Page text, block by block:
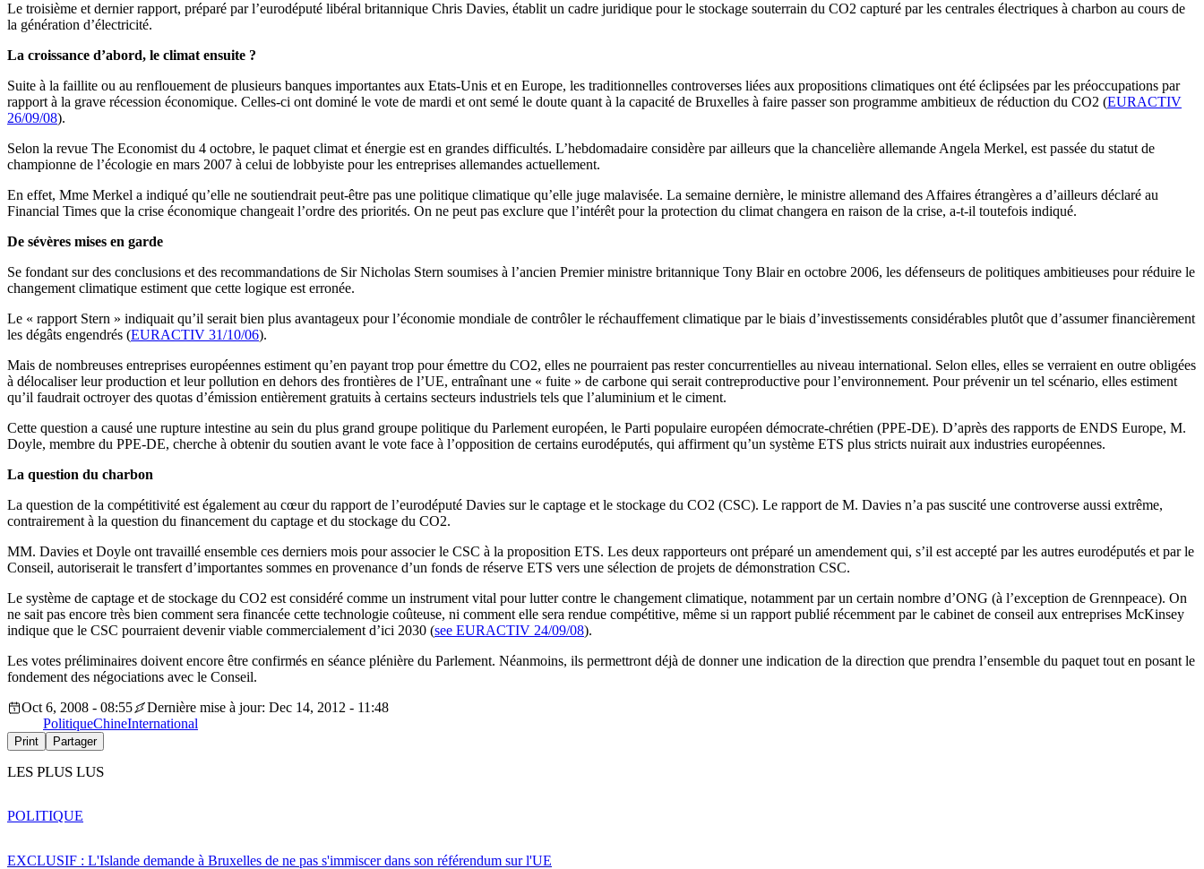
Le troisième et dernier rapport, préparé par l’eurodéputé libéral britannique Chris Davies, établit un cadre juridique pour le stockage souterrain du CO2 capturé par les centrales électriques à charbon au cours de
la génération d’électricité.
La croissance d’abord, le climat ensuite ?
Suite à la faillite ou au renflouement de plusieurs banques importantes aux Etats-Unis et en Europe, les traditionnelles controverses liées aux propositions climatiques ont été éclipsées par les préoccupations par
rapport à la grave récession économique. Celles-ci ont dominé le vote de mardi et ont semé le doute quant à la capacité de Bruxelles à faire passer son programme ambitieux de réduction du CO2 (EURACTIV
26/09/08).
Selon la revue The Economist du 4 octobre, le paquet climat et énergie est en grandes difficultés. L’hebdomadaire considère par ailleurs que la chancelière allemande Angela Merkel, est passée du statut de
championne de l’écologie en mars 2007 à celui de lobbyiste pour les entreprises allemandes actuellement.
En effet, Mme Merkel a indiqué qu’elle ne soutiendrait peut-être pas une politique climatique qu’elle juge malavisée. La semaine dernière, le ministre allemand des Affaires étrangères a d’ailleurs déclaré au
Financial Times que la crise économique changeait l’ordre des priorités. On ne peut pas exclure que l’intérêt pour la protection du climat changera en raison de la crise, a-t-il toutefois indiqué.
De sévères mises en garde
Se fondant sur des conclusions et des recommandations de Sir Nicholas Stern soumises à l’ancien Premier ministre britannique Tony Blair en octobre 2006, les défenseurs de politiques ambitieuses pour réduire le
changement climatique estiment que cette logique est erronée.
Le « rapport Stern » indiquait qu’il serait bien plus avantageux pour l’économie mondiale de contrôler le réchauffement climatique par le biais d’investissements considérables plutôt que d’assumer financièrement
les dégâts engendrés (EURACTIV 31/10/06).
Mais de nombreuses entreprises européennes estiment qu’en payant trop pour émettre du CO2, elles ne pourraient pas rester concurrentielles au niveau international. Selon elles, elles se verraient en outre obligées
à délocaliser leur production et leur pollution en dehors des frontières de l’UE, entraînant une « fuite » de carbone qui serait contreproductive pour l’environnement. Pour prévenir un tel scénario, elles estiment
qu’il faudrait octroyer des quotas d’émission entièrement gratuits à certains secteurs industriels tels que l’aluminium et le ciment.
Cette question a causé une rupture intestine au sein du plus grand groupe politique du Parlement européen, le Parti populaire européen démocrate-chrétien (PPE-DE). D’après des rapports de ENDS Europe, M.
Doyle, membre du PPE-DE, cherche à obtenir du soutien avant le vote face à l’opposition de certains eurodéputés, qui affirment qu’un système ETS plus stricts nuirait aux industries européennes.
La question du charbon
La question de la compétitivité est également au cœur du rapport de l’eurodéputé Davies sur le captage et le stockage du CO2 (CSC). Le rapport de M. Davies n’a pas suscité une controverse aussi extrême,
contrairement à la question du financement du captage et du stockage du CO2.
MM. Davies et Doyle ont travaillé ensemble ces derniers mois pour associer le CSC à la proposition ETS. Les deux rapporteurs ont préparé un amendement qui, s’il est accepté par les autres eurodéputés et par le
Conseil, autoriserait le transfert d’importantes sommes en provenance d’un fonds de réserve ETS vers une sélection de projets de démonstration CSC.
Le système de captage et de stockage du CO2 est considéré comme un instrument vital pour lutter contre le changement climatique, notamment par un certain nombre d’ONG (à l’exception de Grennpeace). On
ne sait pas encore très bien comment sera financée cette technologie coûteuse, ni comment elle sera rendue compétitive, même si un rapport publié récemment par le cabinet de conseil aux entreprises McKinsey
indique que le CSC pourraient devenir viable commercialement d’ici 2030 (see EURACTIV 24/09/08).
Les votes préliminaires doivent encore être confirmés en séance plénière du Parlement. Néanmoins, ils permettront déjà de donner une indication de la direction que prendra l’ensemble du paquet tout en posant le
fondement des négociations avec le Conseil.
Oct 6, 2008 - 08:55
Dernière mise à jour: Dec 14, 2012 - 11:48
PolitiqueChineInternational
Print Partager
LES PLUS LUS
EXCLUSIF : L'Islande demande à Bruxelles de ne pas s'immiscer dans son référendum sur l'UE
POLITIQUE